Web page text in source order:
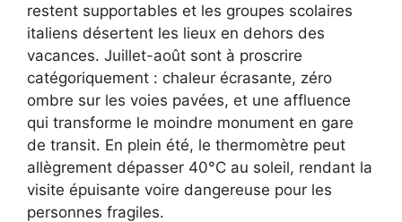
restent supportables et les groupes scolaires
italiens désertent les lieux en dehors des
vacances. Juillet-août sont à proscrire
catégoriquement : chaleur écrasante, zéro
ombre sur les voies pavées, et une affluence
qui transforme le moindre monument en gare
de transit. En plein été, le thermomètre peut
allègrement dépasser 40°C au soleil, rendant la
visite épuisante voire dangereuse pour les
personnes fragiles.